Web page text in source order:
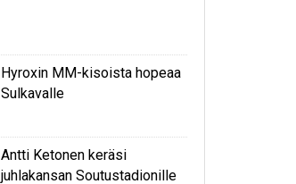
Hyroxin MM-kisoista hopeaa
Sulkavalle
Antti Ketonen keräsi
juhlakansan Soutustadionille